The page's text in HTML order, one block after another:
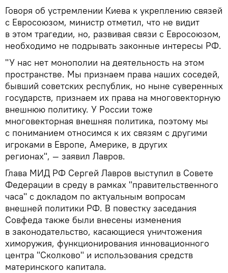
Говоря об устремлении Киева к укреплению связей
с Евросоюзом, министр отметил, что не видит
в этом трагедии, но, развивая связи с Евросоюзом,
необходимо не подрывать законные интересы РФ.
"У нас нет монополии на деятельность на этом
пространстве. Мы признаем права наших соседей,
бывший советских республик, но ныне суверенных
государств, признаем их права на многовекторную
внешнюю политику. У России тоже
многовекторная внешняя политика, поэтому мы
с пониманием относимся к их связям с другими
игроками в Европе, Америке, в других
регионах", — заявил Лавров.
Глава МИД РФ Сергей Лавров выступил в Совете
Федерации в среду в рамках "правительственного
часа" с докладом по актуальным вопросам
внешней политики РФ. В повестку заседания
Совфеда также были внесены изменения
в законодательство, касающиеся уничтожения
химоружия, функционирования инновационного
центра "Сколково" и использования средств
материнского капитала.